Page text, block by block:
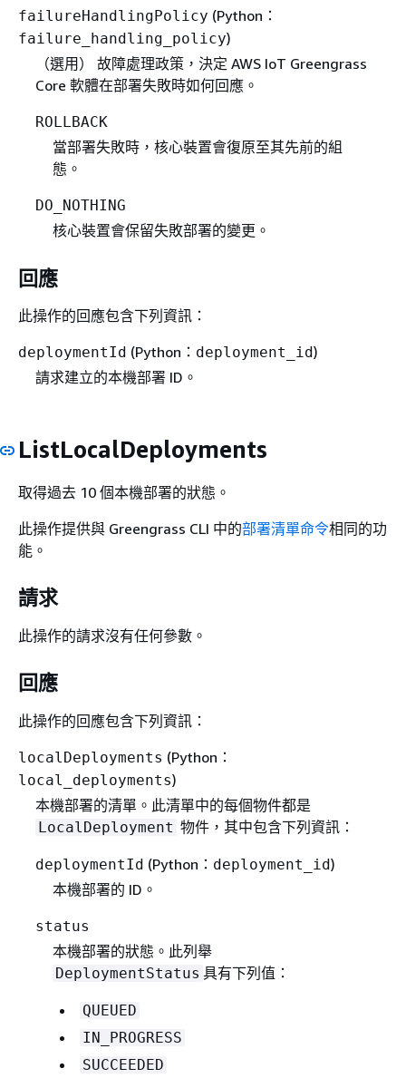
failureHandlingPolicy (Python：
failure_handling_policy)
（選用） 故障處理政策，決定 AWS IoT Greengrass
Core 軟體在部署失敗時如何回應。
ROLLBACK
當部署失敗時，核心裝置會復原至其先前的組
態。
DO_NOTHING
核心裝置會保留失敗部署的變更。
回應
此操作的回應包含下列資訊：
deploymentId (Python： deployment_id)
請求建立的本機部署 ID。
ListLocalDeployments
取得過去 10 個本機部署的狀態。
此操作提供與 Greengrass CLI 中的部署清單命令相同的功
能。
請求
此操作的請求沒有任何參數。
回應
此操作的回應包含下列資訊：
localDeployments (Python：
local_deployments)
本機部署的清單。此清單中的每個物件都是
LocalDeployment 物件，其中包含下列資訊：
deploymentId (Python： deployment_id)
本機部署的 ID。
status
本機部署的狀態。此列舉
DeploymentStatus 具有下列值：
QUEUED
IN_PROGRESS
SUCCEEDED